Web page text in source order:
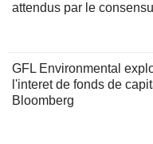
attendus par le
GFL Environmental
l'interet de fonds de
Bloomberg